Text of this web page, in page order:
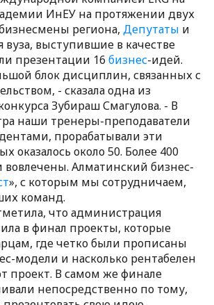
ИнЕУ на протяжении двух
региона, Депутаты и
выступившие в качестве
презентации 16 бизнес-идей.
блок дисциплин, связанных с
- сказала одна из
Зубираш Смагулова. - В
наши тренеры-преподаватели
прорабатывали эти
оказалось около 50. Более 400
вовлечены. Алматинский бизнес-
», с которым мы сотрудничаем,
команд.
что администрация
в финал проекты, которые
где четко были прописаны
модели и насколько рентабелен
проект. В самом же финале
непосредственно по тому,